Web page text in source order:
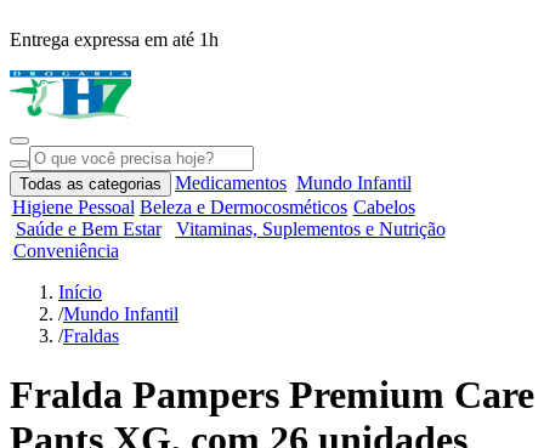
Entrega expressa em até 1h
Todas as categorias Medicamentos Mundo Infantil
Higiene Pessoal Beleza e Dermocosméticos Cabelos
Saúde e Bem Estar
Vitaminas, Suplementos e Nutrição
Conveniência
Início
/Mundo Infantil
/Fraldas
Fralda Pampers Premium Care